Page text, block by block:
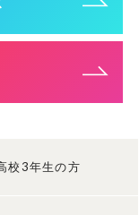
校3年生の方